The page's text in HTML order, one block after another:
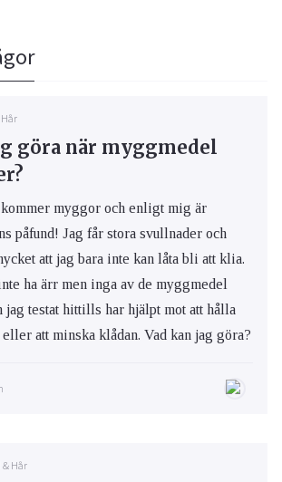
göra när myggmedel
myggor och enligt mig är
påfund! Jag får stora svullnader och
att jag bara inte kan låta bli att klia.
ha ärr men inga av de myggmedel
testat hittills har hjälpt mot att hålla
att minska klådan. Vad kan jag göra?
& Hår